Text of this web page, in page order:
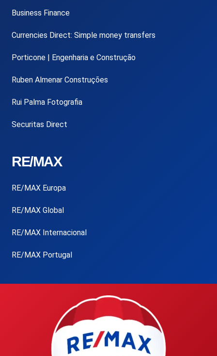
Business Finance
Currencies Direct: Simple money transfers
Porticone | Engenharia e Construção
Ruben Almenar Construções
Rui Palma Fotografia
Securitas Direct
RE/MAX
RE/MAX Europa
RE/MAX Global
RE/MAX Internacional
RE/MAX Portugal